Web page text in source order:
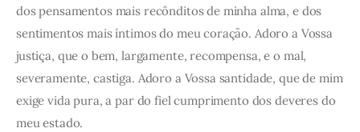
dos pensamentos mais recônditos de minha alma, e dos
sentimentos mais íntimos do meu coração. Adoro a Vossa
justiça, que o bem, largamente, recompensa, e o mal,
severamente, castiga. Adoro a Vossa santidade, que de mim
exige vida pura, a par do fiel cumprimento dos deveres do
meu estado.